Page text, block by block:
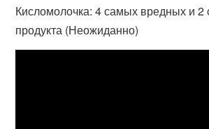
Кисломолочка: 4 самых вредных и
продукта (Неожиданно)